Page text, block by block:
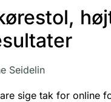
Seidelin
sige tak for online